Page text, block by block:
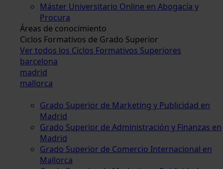
Máster Universitario Online en Abogacía y
Procura
Áreas de conocimiento
Ciclos Formativos de Grado Superior
Ver todos los Ciclos Formativos Superiores
barcelona
madrid
mallorca
Grado Superior de Marketing y Publicidad en
Madrid
Grado Superior de Administración y Finanzas en
Madrid
Grado Superior de Comercio Internacional en
Mallorca